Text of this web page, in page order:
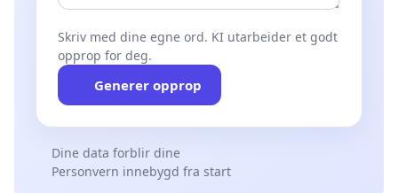
Skriv med dine egne ord. KI utarbeider et godt
opprop for deg.
Generer opprop
Dine data forblir dine
Personvern innebygd fra start